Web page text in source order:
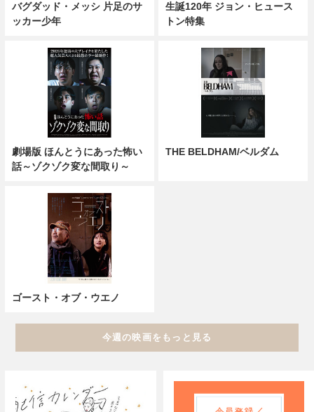
バグダッド・メッシ 片足のサ
ッカー少年
生誕120年 ジョン・ヒュース
トン特集
劇場版 ほんとうにあった怖い
話～ゾクゾク変な間取り～
THE BELDHAM/ベルダム
ゴースト・オブ・ウエノ
今週の映画をもっと見る